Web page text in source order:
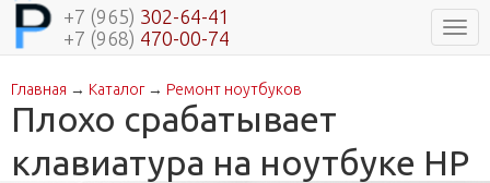
+7 (965) 302-64-41
+7 (968) 470-00-74
Вы здесь
Главная → Каталог→ Ремонт ноутбуков
Плохо срабатывает
клавиатура на ноутбуке HP